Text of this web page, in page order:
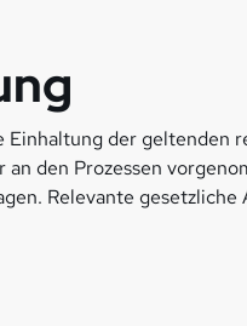
der geltenden
den Prozessen
Relevante gesetzliche